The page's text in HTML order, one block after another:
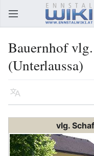
Hauptmenü öffnen
Bauernhof
(Unterlaussa)
Sprache
vlg.